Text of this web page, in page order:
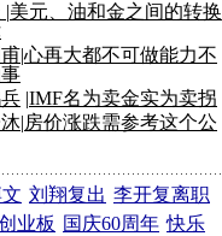
|美元、油和金之间的转换
|心再大都不可做能力不
|IMF名为卖金实为卖拐
|房价涨跌需参考这个公
刘翔复出 李开复离职
业板 国庆60周年 快乐